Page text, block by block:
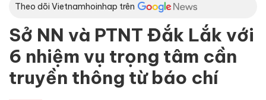
Theo dõi Vietnamhoinhap trên
Sở NN và PTNT Đắk Lắk với
6 nhiệm vụ trọng tâm cần
truyền thông từ báo chí